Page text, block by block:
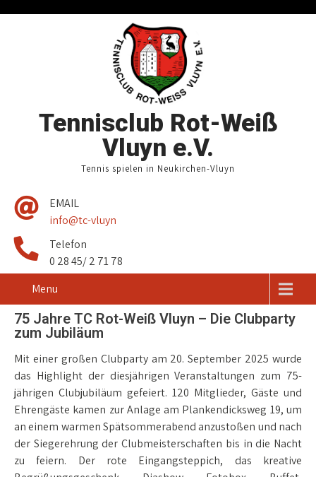
Tennisclub Rot-Weiß
Vluyn e.V.
Tennis spielen in Neukirchen-Vluyn
EMAIL
info@tc-vluyn
Telefon
0 28 45/ 2 71 78
Menu
75 Jahre TC Rot-Weiß Vluyn – Die Clubparty
zum Jubiläum
Mit einer großen Clubparty am 20. September 2025 wurde
das Highlight der diesjährigen Veranstaltungen zum 75-
jährigen Clubjubiläum gefeiert. 120 Mitglieder, Gäste und
Ehrengäste kamen zur Anlage am Plankendicksweg 19, um
an einem warmen Spätsommerabend anzustoßen und nach
der Siegerehrung der Clubmeisterschaften bis in die Nacht
zu feiern. Der rote Eingangsteppich, das kreative